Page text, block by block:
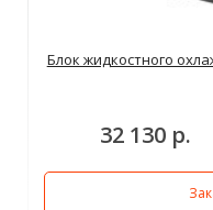
Блок жидкостного
32 130 р.